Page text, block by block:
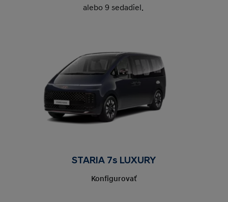
alebo 9 sedadiel.
STARIA 7s LUXURY
Konfigurovať